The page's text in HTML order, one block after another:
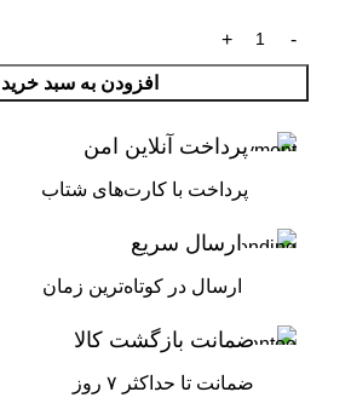
افزودن به سبد خرید
پرداخت آنلاین امن
پرداخت با کارت‌های شتاب
ارسال سریع
ارسال در کوتاه‌ترین زمان
ضمانت بازگشت کالا
ضمانت تا حداکثر ۷ روز